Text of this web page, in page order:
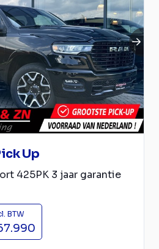
Up
425PK 3 jaar garantie
BTW